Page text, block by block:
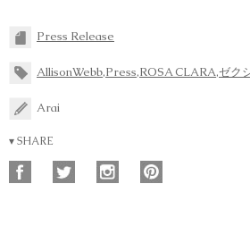
Press Release
AllisonWebb,Press,ROSA CLARA,ゼク
Arai
▾ SHARE